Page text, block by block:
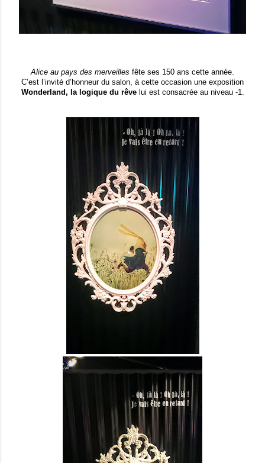
Alice au pays des merveilles fête ses 150 ans cette année.
C’est l’invité d’honneur du salon, à cette occasion une exposition
Wonderland, la logique du rêvelui est consacrée au niveau -1.